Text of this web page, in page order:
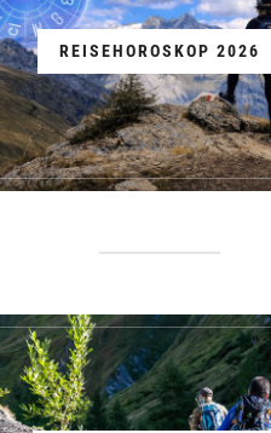
REISEHOROSKOP 2026